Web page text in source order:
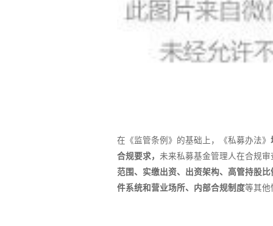
在《监管条例》的基础上，《私募办法》
合规要求， 未来私募基金管理人在合规
范围、实缴出资、出资架构、高管持股
件系统和营业场所、内部合规制度等其他